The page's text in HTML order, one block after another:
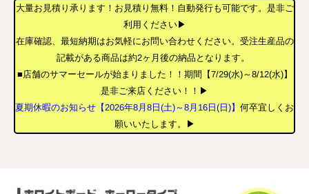
大量お見積り承ります！お見積り無料！自動発行も可能です。是非ご
利用ください▶
在庫確認、最短納期はお気軽にお問い合わせください。受注生産品の
記載がある商品は約2ヶ月後の納品となります。
■店舗のサマーセールが始まりました！！期間【7/29(水)～8/12(水)】
是非ご来店ください！！▶
夏期休暇のお知らせ【2026年8月8日(土)～8月16日(日)】 何卒宜しくお
願いいたします。▶